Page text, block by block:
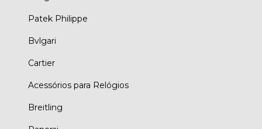
Patek Philippe
Bvlgari
Cartier
Acessórios para Relógios
Breitling